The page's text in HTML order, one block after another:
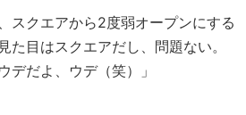
スクエアから2度弱オープンにする
た目はスクエアだし、問題ない。
デだよ、ウデ（笑）」